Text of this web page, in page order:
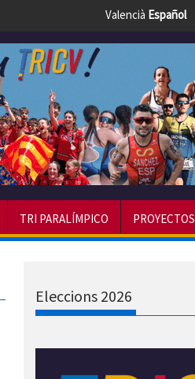
Valencià Español
TRI PARALÍMPICO PROYECTOS
Eleccions 2026